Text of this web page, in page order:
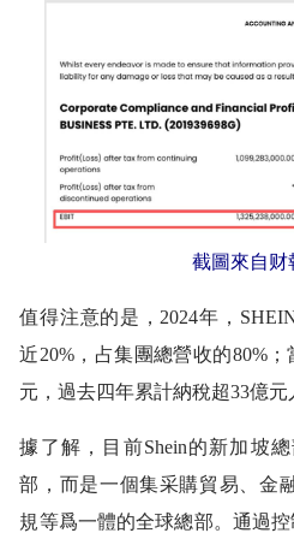
截圖來自财
值得注意的是，2024年，
近20%，占集團總營收的80%
元，過去四年累計納稅超33億元
據了解，目前Shein的新加坡
部，而是一個集采購貿易、金
規等爲一體的全球總部。通過